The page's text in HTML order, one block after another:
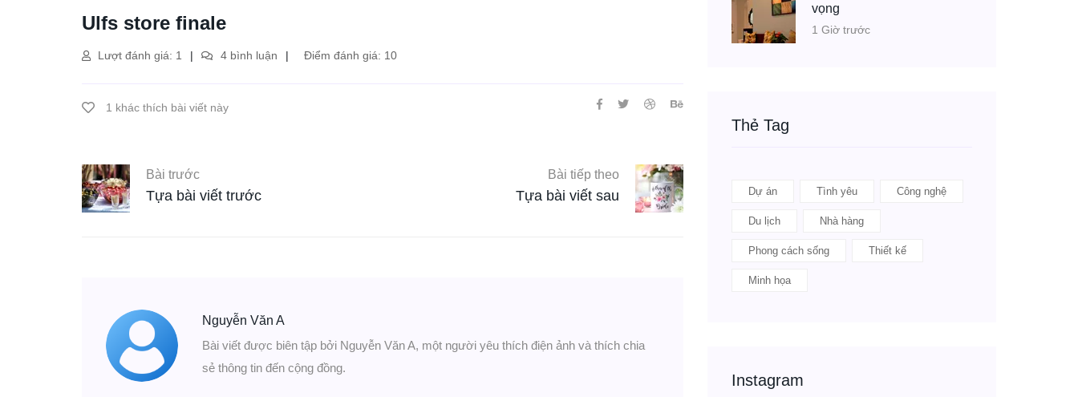
Ulfs store finale
Lượt đánh giá: 1 4 bình luận Điểm đánh giá: 10
1 khác thích bài viết này
Bài trước
Tựa bài viết trước
Bài tiếp theo
Tựa bài viết sau
Nguyễn Văn A
Bài viết được biên tập bởi Nguyễn Văn A, một người yêu thích điện ảnh và thích chia
sẻ thông tin đến cộng đồng.
vọng
1 Giờ trước
Thẻ Tag
Dự án Tình yêu Công nghệ
Du lịch Nhà hàng
Phong cách sống Thiết kế
Minh họa
Instagram